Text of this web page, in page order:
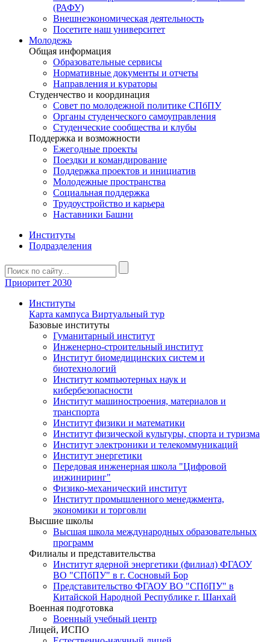
(РАФУ)
Внешнеэкономическая деятельность
Посетите наш университет
Молодежь
Общая информация
Образовательные сервисы
Нормативные документы и отчеты
Направления и кураторы
Студенчество и координация
Совет по молодежной политике СПбПУ
Органы студенческого самоуправления
Студенческие сообщества и клубы
Поддержка и возможности
Ежегодные проекты
Поездки и командирование
Поддержка проектов и инициатив
Молодежные пространства
Социальная поддержка
Трудоустройство и карьера
Наставники Башни
Институты
Подразделения
Приоритет 2030
Институты
Карта кампуса Виртуальный тур
Базовые институты
Гуманитарный институт
Инженерно-строительный институт
Институт биомедицинских систем и
биотехнологий
Институт компьютерных наук и
кибербезопасности
Институт машиностроения, материалов и
транспорта
Институт физики и математики
Институт физической культуры, спорта и туризма
Институт электроники и телекоммуникаций
Институт энергетики
Передовая инженерная школа "Цифровой
инжиниринг"
Физико-механический институт
Институт промышленного менеджмента,
экономики и торговли
Высшие школы
Высшая школа международных образовательных
программ
Филиалы и представительства
Институт ядерной энергетики (филиал) ФГАОУ
ВО "СПбПУ" в г. Сосновый Бор
Представительство ФГАОУ ВО "СПбПУ" в
Китайской Народной Республике г. Шанхай
Военная подготовка
Военный учебный центр
Лицей, ИСПО